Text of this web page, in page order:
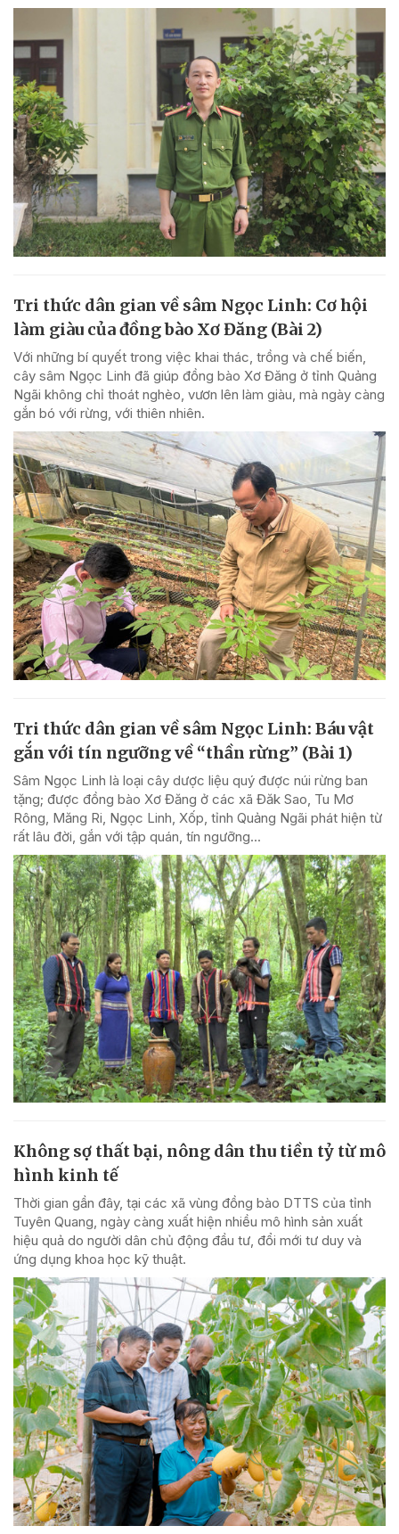
Tri thức dân gian về sâm Ngọc Linh: Cơ hội
làm giàu của đồng bào Xơ Đăng (Bài 2)
Với những bí quyết trong việc khai thác, trồng và chế biến,
cây sâm Ngọc Linh đã giúp đồng bào Xơ Đăng ở tỉnh Quảng
Ngãi không chỉ thoát nghèo, vươn lên làm giàu, mà ngày càng
gắn bó với rừng, với thiên nhiên.
Tri thức dân gian về sâm Ngọc Linh: Báu vật
gắn với tín ngưỡng về “thần rừng” (Bài 1)
Sâm Ngọc Linh là loại cây dược liệu quý được núi rừng ban
tặng; được đồng bào Xơ Đăng ở các xã Đăk Sao, Tu Mơ
Rông, Măng Ri, Ngọc Linh, Xốp, tỉnh Quảng Ngãi phát hiện từ
rất lâu đời, gắn với tập quán, tín ngưỡng...
Không sợ thất bại, nông dân thu tiền tỷ từ mô
hình kinh tế
Thời gian gần đây, tại các xã vùng đồng bào DTTS của tỉnh
Tuyên Quang, ngày càng xuất hiện nhiều mô hình sản xuất
hiệu quả do người dân chủ động đầu tư, đổi mới tư duy và
ứng dụng khoa học kỹ thuật.